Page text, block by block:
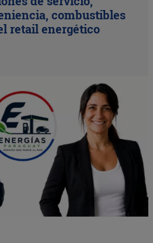
combustibles
retail energético